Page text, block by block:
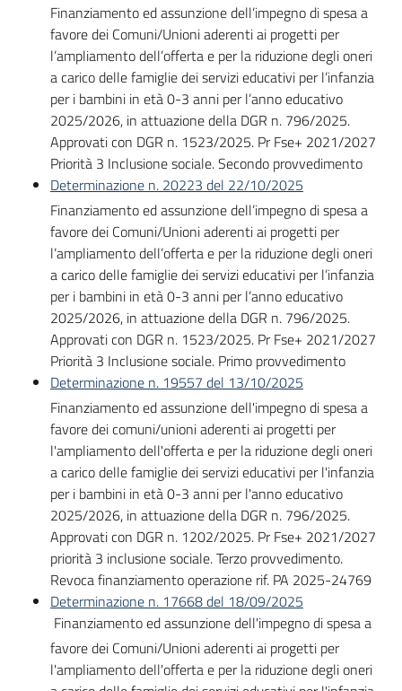
Finanziamento ed assunzione dell’impegno di spesa a
favore dei Comuni/Unioni aderenti ai progetti per
l’ampliamento dell’offerta e per la riduzione degli oneri
a carico delle famiglie dei servizi educativi per l’infanzia
per i bambini in età 0-3 anni per l’anno educativo
2025/2026, in attuazione della DGR n. 796/2025.
Approvati con DGR n. 1523/2025. Pr Fse+ 2021/2027
Priorità 3 Inclusione sociale. Secondo provvedimento
Determinazione n. 20223 del 22/10/2025
Finanziamento ed assunzione dell’impegno di spesa a
favore dei Comuni/Unioni aderenti ai progetti per
l’ampliamento dell’offerta e per la riduzione degli oneri
a carico delle famiglie dei servizi educativi per l’infanzia
per i bambini in età 0-3 anni per l’anno educativo
2025/2026, in attuazione della DGR n. 796/2025.
Approvati con DGR n. 1523/2025. Pr Fse+ 2021/2027
Priorità 3 Inclusione sociale. Primo provvedimento
Determinazione n. 19557 del 13/10/2025
Finanziamento ed assunzione dell'impegno di spesa a
favore dei comuni/unioni aderenti ai progetti per
l'ampliamento dell'offerta e per la riduzione degli oneri
a carico delle famiglie dei servizi educativi per l'infanzia
per i bambini in età 0-3 anni per l'anno educativo
2025/2026, in attuazione della DGR n. 796/2025.
Approvati con DGR n. 1202/2025. Pr Fse+ 2021/2027
priorità 3 inclusione sociale. Terzo provvedimento.
Revoca finanziamento operazione rif. PA 2025-24769
Determinazione n. 17668 del 18/09/2025
Finanziamento ed assunzione dell'impegno di spesa a
favore dei Comuni/Unioni aderenti ai progetti per
l'ampliamento dell'offerta e per la riduzione degli oneri